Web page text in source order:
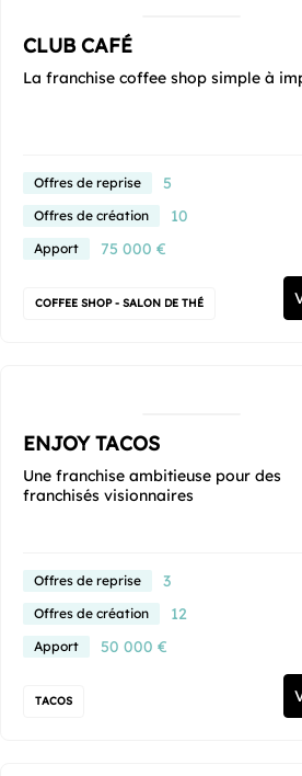
CLUB CAFÉ
La franchise coffee shop simple à
Offres de reprise 5
Offres de création 10
Apport 75 000 €
COFFEE SHOP - SALON DE THÉ
ENJOY TACOS
Une franchise ambitieuse pour des
franchisés visionnaires
Offres de reprise 3
Offres de création 12
Apport 50 000 €
TACOS